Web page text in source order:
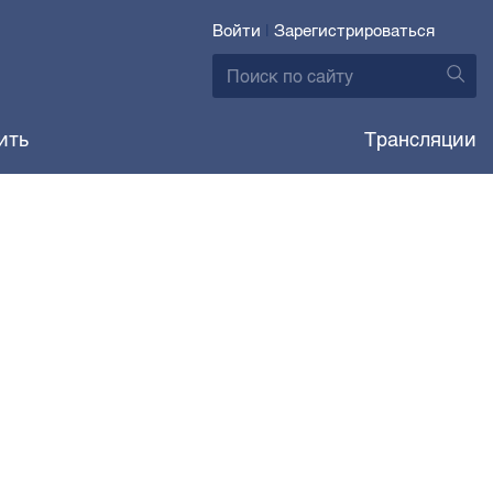
Войти | Зарегистрироваться
Трансляции